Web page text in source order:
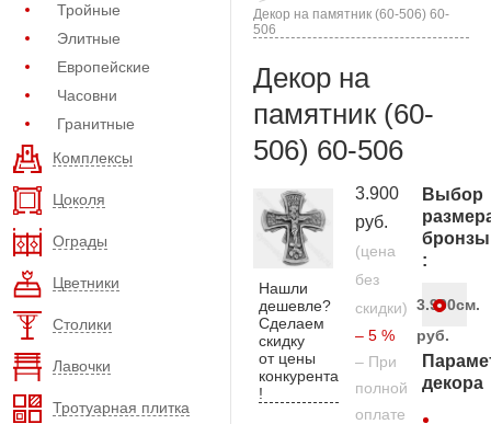
Тройные
Элитные
Европейские
Часовни
Гранитные
Комплексы
Цоколя
Ограды
Цветники
Столики
Лавочки
Тротуарная плитка
Декор на памятник (60-506) 60-
506
Декор на
памятник (60-
506) 60-506
Нашли
дешевле?
Сделаем
скидку
от цены
конкурента
!
3.900
руб.
(цена
без
скидки)
– 5 %
– При
полной
оплате
Выбор
бронзы
:
3.900
руб.
см.
декора